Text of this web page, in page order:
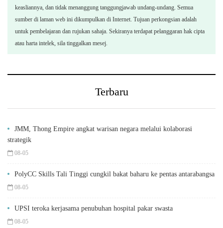
keasliannya, dan tidak menanggung tanggungjawab undang-undang. Semua
sumber di laman web ini dikumpulkan di Internet. Tujuan perkongsian adalah
untuk pembelajaran dan rujukan sahaja. Sekiranya terdapat pelanggaran hak cipta
atau harta intelek, sila tinggalkan mesej.
Terbaru
JMM, Thong Empire angkat warisan negara melalui kolaborasi
strategik
08-05
PolyCC Skills Tali Tinggi cungkil bakat baharu ke pentas antarabangsa
08-05
UPSI teroka kerjasama penubuhan hospital pakar swasta
08-05